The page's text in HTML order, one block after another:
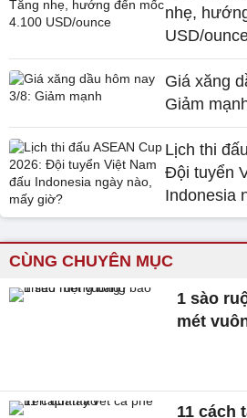
nhẹ,
USD/
Giá xăng
Giảm
Lịch thi
Đội tuyển
Indonesia
CÙNG CHUYÊN MỤC
1 sào
mét
11 cách